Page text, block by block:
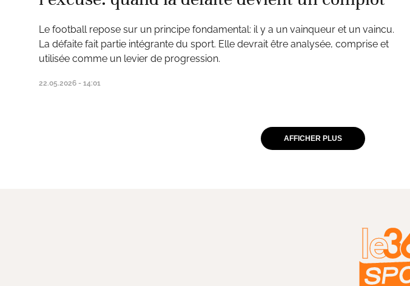
Le football repose sur un principe fondamental: il y a un vainqueur et un vaincu.
La défaite fait partie intégrante du sport. Elle devrait être analysée, comprise et
utilisée comme un levier de progression.
22.05.2026 - 14:01
AFFICHER PLUS